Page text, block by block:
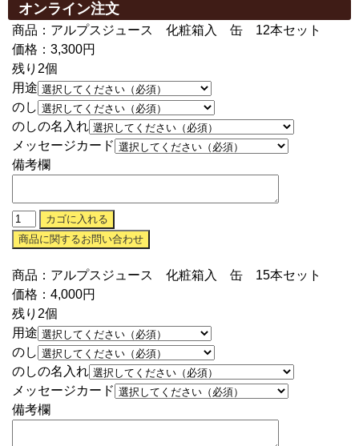
オンライン注文
商品：アルプスジュース 化粧箱入 缶 12本セット
価格：3,300円
残り2個
用途
のし
のしの名入れ
メッセージカード
備考欄
商品：アルプスジュース 化粧箱入 缶 15本セット
価格：4,000円
残り2個
用途
のし
のしの名入れ
メッセージカード
備考欄